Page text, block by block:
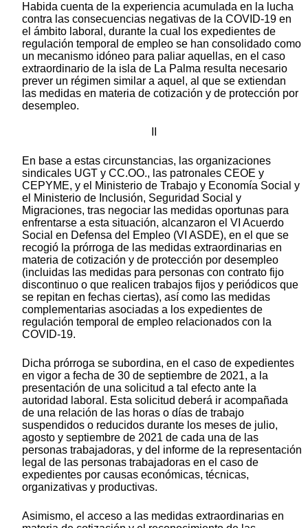
Habida cuenta de la experiencia acumulada en la lucha
contra las consecuencias negativas de la COVID-19 en
el ámbito laboral, durante la cual los expedientes de
regulación temporal de empleo se han consolidado como
un mecanismo idóneo para paliar aquellas, en el caso
extraordinario de la isla de La Palma resulta necesario
prever un régimen similar a aquel, al que se extiendan
las medidas en materia de cotización y de protección por
desempleo.
En base a estas circunstancias, las organizaciones
sindicales UGT y CC.OO., las patronales CEOE y
CEPYME, y el Ministerio de Trabajo y Economía Social y
el Ministerio de Inclusión, Seguridad Social y
Migraciones, tras negociar las medidas oportunas para
enfrentarse a esta situación, alcanzaron el VI Acuerdo
Social en Defensa del Empleo (VI ASDE), en el que se
recogió la prórroga de las medidas extraordinarias en
materia de cotización y de protección por desempleo
(incluidas las medidas para personas con contrato fijo
discontinuo o que realicen trabajos fijos y periódicos que
se repitan en fechas ciertas), así como las medidas
complementarias asociadas a los expedientes de
regulación temporal de empleo relacionados con la
COVID-19.
Dicha prórroga se subordina, en el caso de expedientes
en vigor a fecha de 30 de septiembre de 2021, a la
presentación de una solicitud a tal efecto ante la
autoridad laboral. Esta solicitud deberá ir acompañada
de una relación de las horas o días de trabajo
suspendidos o reducidos durante los meses de julio,
agosto y septiembre de 2021 de cada una de las
personas trabajadoras, y del informe de la representación
legal de las personas trabajadoras en el caso de
expedientes por causas económicas, técnicas,
organizativas y productivas.
Asimismo, el acceso a las medidas extraordinarias en